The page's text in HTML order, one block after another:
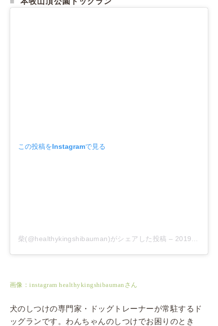
この投稿をInstagramで見る
柴(@healthykingshibauman)がシェアした投稿 – 2019年 3月月30日午後11時50分PDT
画像：instagram healthykingshibaumanさん
犬のしつけの専門家・ドッグトレーナーが常駐するド
ッグランです。わんちゃんのしつけでお困りのとき